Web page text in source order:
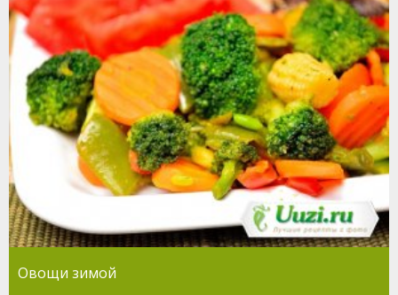
Овощи зимой